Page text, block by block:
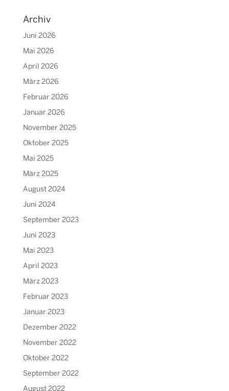
Archiv
Juni 2026
Mai 2026
April 2026
März 2026
Februar 2026
Januar 2026
November 2025
Oktober 2025
Mai 2025
März 2025
August 2024
Juni 2024
September 2023
Juni 2023
Mai 2023
April 2023
März 2023
Februar 2023
Januar 2023
Dezember 2022
November 2022
Oktober 2022
September 2022
August 2022